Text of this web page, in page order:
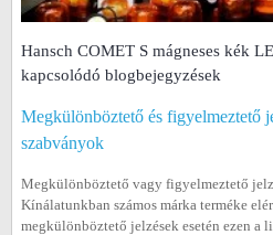
Hansch COMET S mágneses kék
kapcsolódó blogbejegyzések
Megkülönböztető és figyelmeztető
szabványok
Megkülönböztető vagy figyelmeztető
Kínálatunkban számos márka terméke
megkülönböztető jelzések esetén ezen a